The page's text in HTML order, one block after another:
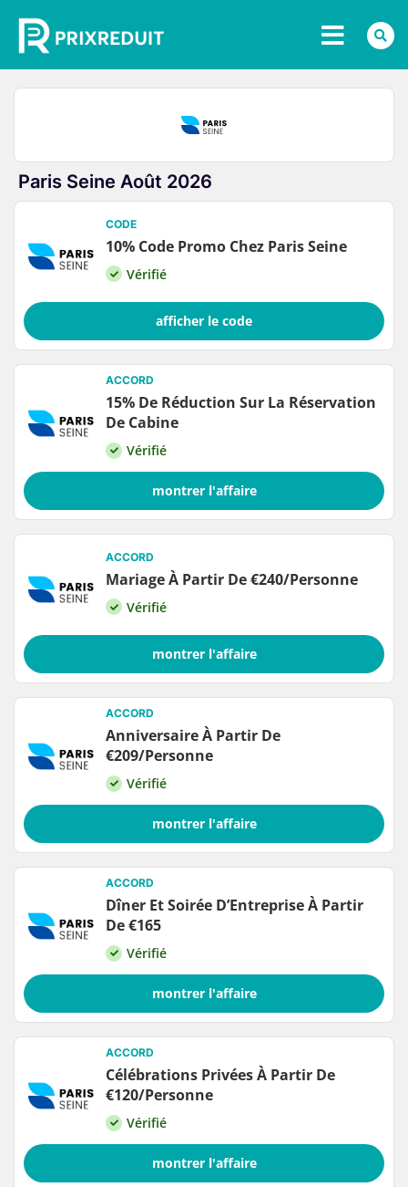
Paris Seine Août 2026
CODE
10% Code Promo Chez Paris Seine
Vérifié
afficher le code
ACCORD
15% De Réduction Sur La Réservation
De Cabine
Vérifié
montrer l'affaire
ACCORD
Mariage À Partir De €240/Personne
Vérifié
montrer l'affaire
ACCORD
Anniversaire À Partir De
€209/Personne
Vérifié
montrer l'affaire
ACCORD
Dîner Et Soirée D’Entreprise À Partir
De €165
Vérifié
montrer l'affaire
ACCORD
Célébrations Privées À Partir De
€120/Personne
Vérifié
montrer l'affaire